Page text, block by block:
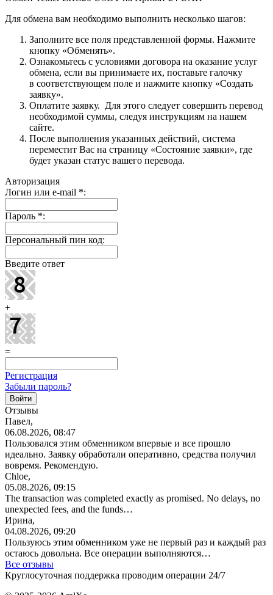
Для обмена вам необходимо выполнить несколько шагов:
Заполните все поля представленной формы. Нажмите
кнопку «Обменять».
Ознакомьтесь с условиями договора на оказание услуг
обмена, если вы принимаете их, поставьте галочку
в соответствующем поле и нажмите кнопку «Создать
заявку».
Оплатите заявку. Для этого следует совершить перевод
необходимой суммы, следуя инструкциям на нашем
сайте.
После выполнения указанных действий, система
переместит Вас на страницу «Состояние заявки», где
будет указан статус вашего перевода.
Авторизация
Логин или e-mail *:
Пароль *:
Персональный пин код:
Введите ответ
+
=
Регистрация
Забыли пароль?
Отзывы
Павел,
06.08.2026, 08:47
Пользовался этим обменником впервые и все прошло
идеально. Заявку обработали оперативно, средства получил
вовремя. Рекомендую.
Chloe,
05.08.2026, 09:15
The transaction was completed exactly as promised. No delays, no
unexpected fees, and the funds…
Ирина,
04.08.2026, 09:20
Пользуюсь этим обменником уже не первый раз и каждый раз
остаюсь довольна. Все операции выполняются…
Все отзывы
Круглосуточная поддержка проводим операции 24/7